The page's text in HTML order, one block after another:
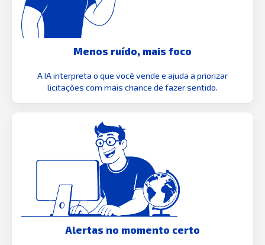
Menos ruído, mais foco
A IA interpreta o que você vende e ajuda a priorizar
licitações com mais chance de fazer sentido.
Alertas no momento certo